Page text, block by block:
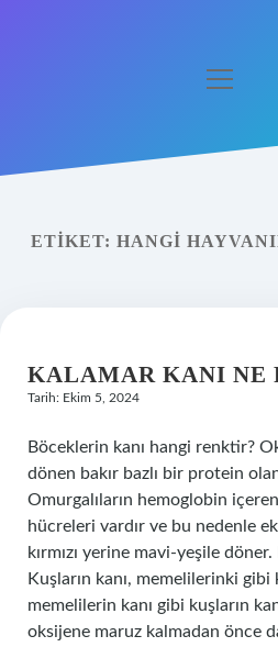
Yasal Uyarı
menüyü
ETIKET: HANGI
KALAMAR KANI NE
Tarih: Ekim 5, 2024
Böceklerin kanı hangi renktir?
dönen bakır bazlı bir protein
Omurgalıların hemoglobin içeren
hücreleri vardır ve bu nedenle
kırmızı yerine mavi-yeşile
Kuşların kanı, memelilerinki gibi
memelilerin kanı gibi kuşların
oksijene maruz kalmadan önce